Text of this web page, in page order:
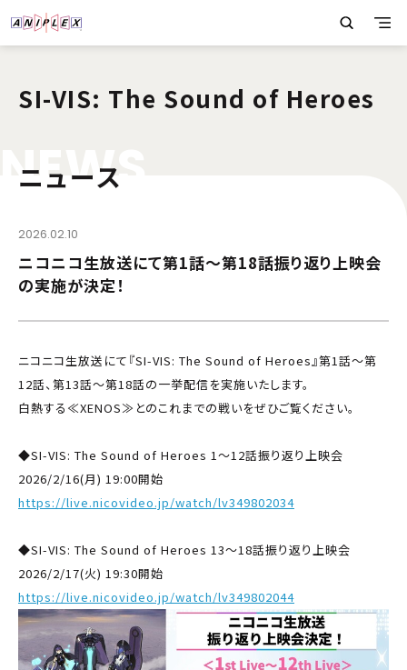
SI-VIS: The Sound of Heroes
NEWS
ニュース
2026.02.10
ニコニコ生放送にて第1話～第18話振り返り上映会
の実施が決定！
ニコニコ生放送にて『SI-VIS: The Sound of Heroes』第1話～第
12話、第13話～第18話の一挙配信を実施いたします。
白熱する≪XENOS≫とのこれまでの戦いをぜひご覧ください。
◆SI-VIS: The Sound of Heroes 1～12話振り返り上映会
2026/2/16(月) 19:00開始
https://live.nicovideo.jp/watch/lv349802034
◆SI-VIS: The Sound of Heroes 13～18話振り返り上映会
2026/2/17(火) 19:30開始
https://live.nicovideo.jp/watch/lv349802044